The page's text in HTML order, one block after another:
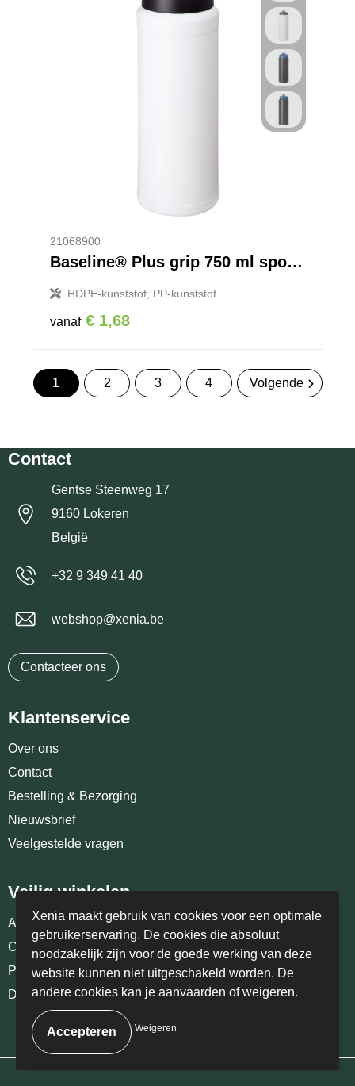
21068900
Baseline® Plus grip 750 ml sportfles met sportdeksel
HDPE-kunststof, PP-kunststof
vanaf € 1,68
1 2 3 4 Volgende
Contact
Gentse Steenweg 17
9160 Lokeren
België
+32 9 349 41 40
webshop@xenia.be
Contacteer ons
Klantenservice
Over ons
Contact
Bestelling & Bezorging
Nieuwsbrief
Veelgestelde vragen
Veilig winkelen
Algemene voorwaarden
Cookiebeleid
Privacyverklaring
Disclaimer
Xenia maakt gebruik van cookies voor een optimale
gebruikerservaring. De cookies die absoluut
noodzakelijk zijn voor de goede werking van deze
website kunnen niet uitgeschakeld worden. De
andere cookies kan je aanvaarden of weigeren.
Weigeren